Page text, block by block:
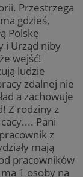
Przestrzega
gdzieś,
Polskę
i Urząd niby
wejść!
ludzie
zdalnej nie
a zachowuje
Z rodziny z
Pani
z
mają
pracowników
1 osoby na